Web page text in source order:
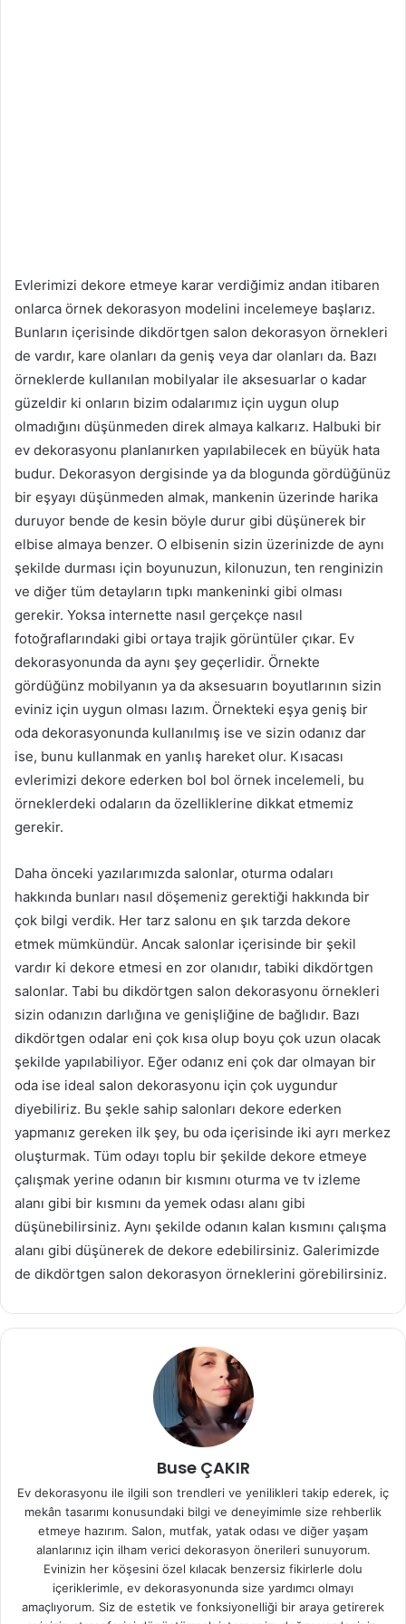
Evlerimizi dekore etmeye karar verdiğimiz andan itibaren
onlarca örnek dekorasyon modelini incelemeye başlarız.
Bunların içerisinde dikdörtgen salon dekorasyon örnekleri
de vardır, kare olanları da geniş veya dar olanları da. Bazı
örneklerde kullanılan mobilyalar ile aksesuarlar o kadar
güzeldir ki onların bizim odalarımız için uygun olup
olmadığını düşünmeden direk almaya kalkarız. Halbuki bir
ev dekorasyonu planlanırken yapılabilecek en büyük hata
budur. Dekorasyon dergisinde ya da blogunda gördüğünüz
bir eşyayı düşünmeden almak, mankenin üzerinde harika
duruyor bende de kesin böyle durur gibi düşünerek bir
elbise almaya benzer. O elbisenin sizin üzerinizde de aynı
şekilde durması için boyunuzun, kilonuzun, ten renginizin
ve diğer tüm detayların tıpkı mankeninki gibi olması
gerekir. Yoksa internette nasıl gerçekçe nasıl
fotoğraflarındaki gibi ortaya trajik görüntüler çıkar. Ev
dekorasyonunda da aynı şey geçerlidir. Örnekte
gördüğünz mobilyanın ya da aksesuarın boyutlarının sizin
eviniz için uygun olması lazım. Örnekteki eşya geniş bir
oda dekorasyonunda kullanılmış ise ve sizin odanız dar
ise, bunu kullanmak en yanlış hareket olur. Kısacası
evlerimizi dekore ederken bol bol örnek incelemeli, bu
örneklerdeki odaların da özelliklerine dikkat etmemiz
gerekir.
Daha önceki yazılarımızda salonlar, oturma odaları
hakkında bunları nasıl döşemeniz gerektiği hakkında bir
çok bilgi verdik. Her tarz salonu en şık tarzda dekore
etmek mümkündür. Ancak salonlar içerisinde bir şekil
vardır ki dekore etmesi en zor olanıdır, tabiki dikdörtgen
salonlar. Tabi bu dikdörtgen salon dekorasyonu örnekleri
sizin odanızın darlığına ve genişliğine de bağlıdır. Bazı
dikdörtgen odalar eni çok kısa olup boyu çok uzun olacak
şekilde yapılabiliyor. Eğer odanız eni çok dar olmayan bir
oda ise ideal salon dekorasyonu için çok uygundur
diyebiliriz. Bu şekle sahip salonları dekore ederken
yapmanız gereken ilk şey, bu oda içerisinde iki ayrı merkez
oluşturmak. Tüm odayı toplu bir şekilde dekore etmeye
çalışmak yerine odanın bir kısmını oturma ve tv izleme
alanı gibi bir kısmını da yemek odası alanı gibi
düşünebilirsiniz. Aynı şekilde odanın kalan kısmını çalışma
alanı gibi düşünerek de dekore edebilirsiniz. Galerimizde
de dikdörtgen salon dekorasyon örneklerini görebilirsiniz.
Buse ÇAKIR
Ev dekorasyonu ile ilgili son trendleri ve yenilikleri takip ederek, iç
mekân tasarımı konusundaki bilgi ve deneyimimle size rehberlik
etmeye hazırım. Salon, mutfak, yatak odası ve diğer yaşam
alanlarınız için ilham verici dekorasyon önerileri sunuyorum.
Evinizin her köşesini özel kılacak benzersiz fikirlerle dolu
içeriklerimle, ev dekorasyonunda size yardımcı olmayı
amaçlıyorum. Siz de estetik ve fonksiyonelliği bir araya getirerek